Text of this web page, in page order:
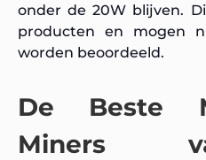
onder de 20W blijven.
producten en mogen
worden beoordeeld.
De Beste
Miners